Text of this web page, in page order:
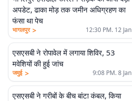
अपडेट, ढाका मोड़ तक जमीन अधिग्रहण का
फंसा था पेच
भागलपुर > 12:30 PM. 12 Jan
एसएसबी ने रोपावेल में लगाया शिविर, 53
मवेशियों की हुई जांच
जमुई > 9:08 PM. 8 Jan
एसएसबी ने गरीबों के बीच बांटा कंबल, किया